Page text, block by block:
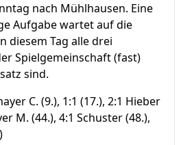
nach Mühlhausen. Eine
Aufgabe wartet auf die
diesem Tag alle drei
Spielgemeinschaft (fast)
sind.
C. (9.), 1:1 (17.), 2:1 Hieber
M. (44.), 4:1 Schuster (48.),